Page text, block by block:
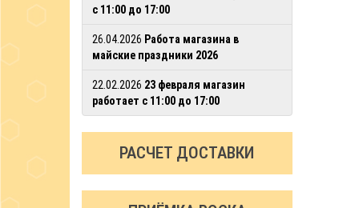
с 11:00 до 17:00
26.04.2026 Работа магазина в
майские праздники 2026
22.02.2026 23 февраля магазин
работает с 11:00 до 17:00
РАСЧЕТ ДОСТАВКИ